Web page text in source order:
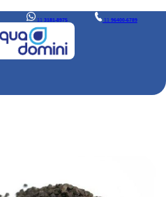
113181-8975 11 96400-6789